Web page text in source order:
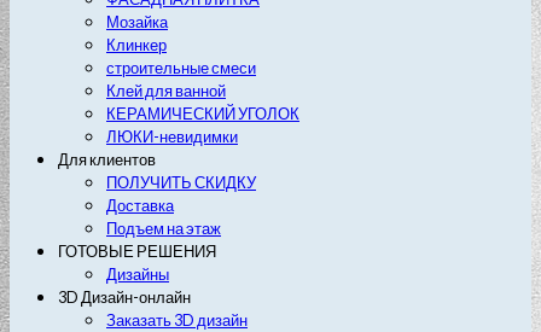
Мозайка
Клинкер
строительные смеси
Клей для ванной
КЕРАМИЧЕСКИЙ УГОЛОК
ЛЮКИ-невидимки
Для клиентов
ПОЛУЧИТЬ СКИДКУ
Доставка
Подъем на этаж
ГОТОВЫЕ РЕШЕНИЯ
Дизайны
3D Дизайн-онлайн
Заказать 3D дизайн